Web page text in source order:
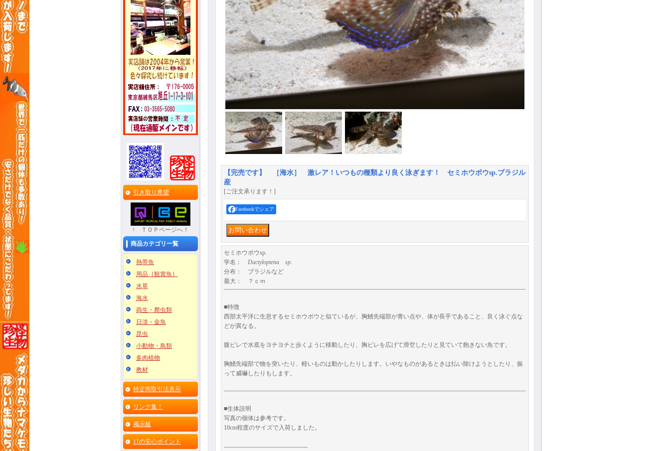
引き取り希望
↑ ＴＯＰページへ！
商品カテゴリ一覧
熱帯魚
用品［観賞魚］
水草
海水
両生・爬虫類
日淡・金魚
昆虫
小動物・鳥類
多肉植物
教材
特定商取引法表示
リンク集！
掲示板
11の安心ポイント
【完売です】 ［海水］ 激レア！いつもの種類より良く泳ぎます！ セミホウボウsp.ブラジル
産
[ご注文承ります！]
Facebookでシェア
セミホウボウsp.
学名： Dactyloptena sp.
分布： ブラジルなど
最大： ？ｃｍ
■特徴
西部太平洋に生息するセミホウボウと似ているが、胸鰭先端部が青い点や、体が長手であること、良く泳ぐ点な
どが異なる。
腹ビレで水底をヨチヨチと歩くように移動したり、胸ビレを広げて滑空したりと見ていて飽きない魚です。
胸鰭先端部で物を突いたり、軽いものは動かしたりします。いやなものがあるときは払い除けようとしたり、振
って威嚇したりもします。
■生体説明
写真の個体は参考です。
10cm程度のサイズで入荷しました。
------------------------------------------